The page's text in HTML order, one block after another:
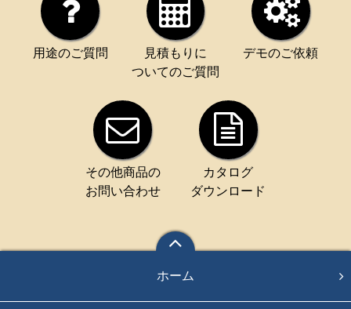
用途のご質問
見積もりに
ついてのご質問
デモのご依頼
その他商品の
お問い合わせ
カタログ
ダウンロード
ホーム